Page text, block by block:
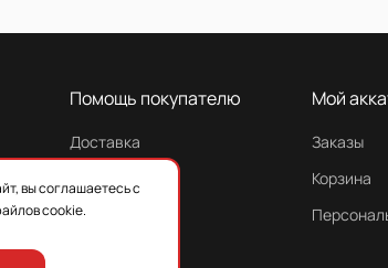
Помощь покупателю
Доставка
Мой
Заказы
Корзина
вы соглашаетесь с
cookie.